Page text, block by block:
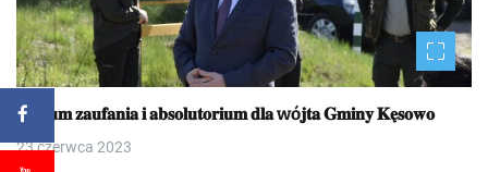
𝐖𝐨𝐭𝐮𝐦 𝐳𝐚𝐮𝐟𝐚𝐧𝐢𝐚 𝐢 𝐚𝐛𝐬𝐨𝐥𝐮𝐭𝐨𝐫𝐢𝐮𝐦 𝐝𝐥𝐚 wó𝐣𝐭𝐚 𝐆𝐦𝐢𝐧𝐲 𝐊𝐞̨𝐬𝐨𝐰𝐨
23 czerwca 2023